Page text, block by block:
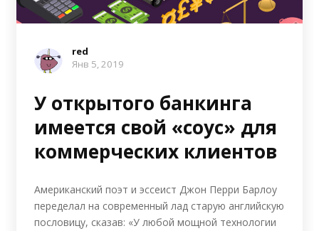
red
Янв 5, 2019
У открытого банкинга
имеется свой «соус» для
коммерческих клиентов
Американский поэт и эссеист Джон Перри Барлоу
переделал на современный лад старую английскую
пословицу, сказав: «У любой мощной технологии